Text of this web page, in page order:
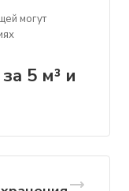
могут
5 м³ и